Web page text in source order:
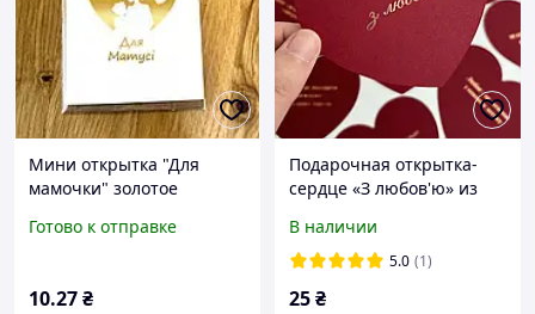
Мини открытка "Для
мамочки" золотое
Готово к отправке
10.27₴
Подарочная открытка-
сердце «З любов'ю» из
тиснением золотом
В наличии
5.0 (1)
25₴